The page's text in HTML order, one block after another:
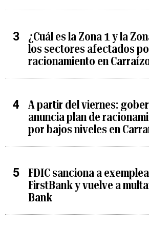
¿Cuál es la Zona 1 y la
los sectores afectados
racionamiento en
A partir del viernes:
anuncia plan de
por bajos niveles en
FDIC sanciona a
FirstBank y vuelve a
Bank